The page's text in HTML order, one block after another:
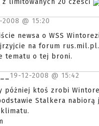
limitowanych 20 czesci
2008 @ 15:20
newsa o WSS
na forum
tematu o tej broni.
19-12-2008 @ 15:42
póżniej ktoś zrobi
Stalkera nabiorą